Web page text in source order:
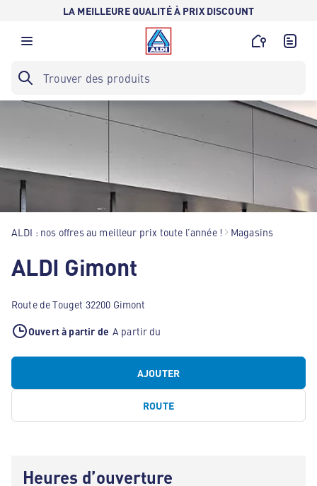
LA MEILLEURE QUALITÉ À PRIX DISCOUNT
ALDI : nos offres au meilleur prix toute l’année ! Magasins
ALDI Gimont
Route de Touget 32200 Gimont
Ouvert à partir de A partir du
AJOUTER
ROUTE
Heures d’ouverture